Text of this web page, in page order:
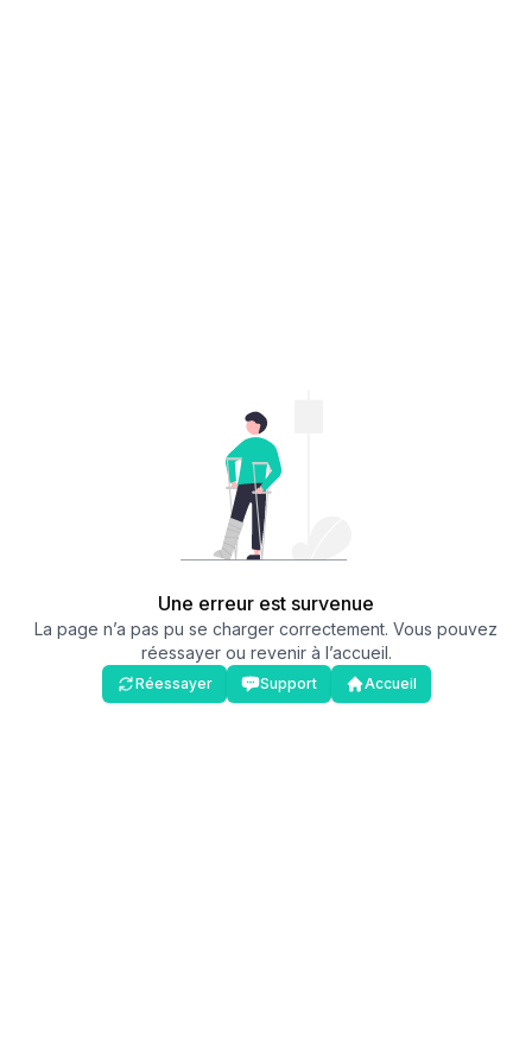
Une erreur est survenue
La page n’a pas pu se charger correctement. Vous pouvez
réessayer ou revenir à l’accueil.
Réessayer Support Accueil